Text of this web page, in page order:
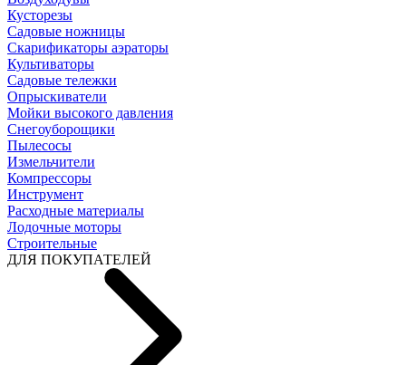
Кусторезы
Садовые ножницы
Скарификаторы аэраторы
Культиваторы
Садовые тележки
Опрыскиватели
Мойки высокого давления
Снегоуборощики
Пылесосы
Измельчители
Компрессоры
Инструмент
Расходные материалы
Лодочные моторы
Строительные
ДЛЯ ПОКУПАТЕЛЕЙ